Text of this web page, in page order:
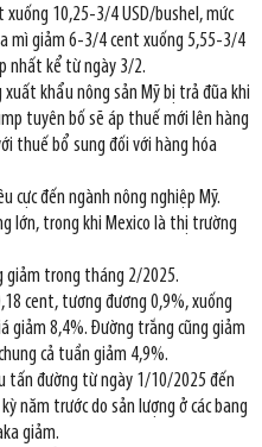
10,25-3/4 USD/bushel, mức
mì giảm 6-3/4 cent xuống 5,55-3/4
nhất kể từ ngày 3/2.
khẩu nông sản Mỹ bị trả đũa khi
tuyên bố sẽ áp thuế mới lên hàng
thuế bổ sung đối với hàng hóa
cực đến ngành nông nghiệp Mỹ.
lớn, trong khi Mexico là thị trường
giảm trong tháng 2/2025.
cent, tương đương 0,9%, xuống
giảm 8,4%. Đường trắng cũng giảm
cả tuần giảm 4,9%.
tấn đường từ ngày 1/10/2025 đến
năm trước do sản lượng ở các bang
giảm.